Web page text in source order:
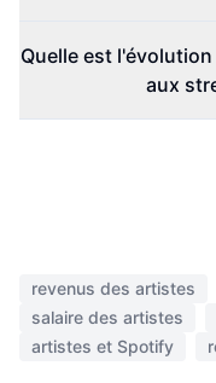
Quelle est
aux
revenus des artistes
salaire des artistes
artistes et Spotify